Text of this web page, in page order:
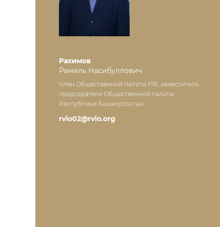
Рахимов
Рамиль Насибуллович
Член Общественной палаты РФ, заместитель
председателя Общественной палаты
Республики Башкортостан
rvio02@rvio.org